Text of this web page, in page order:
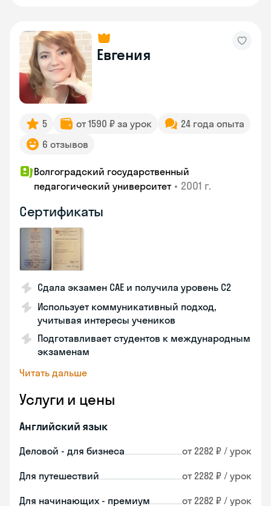
Евгения
5 от 1590 ₽ за урок
24 года опыта
6 отзывов
Волгоградский государственный
педагогический университет • 2001 г.
Сертификаты
Сдала экзамен CAE и получила уровень С2
Использует коммуникативный подход,
учитывая интересы учеников
Подготавливает студентов к международным
экзаменам
Читать дальше
Услуги и цены
Английский язык
Деловой - для бизнеса от 2282 ₽ / урок
Для путешествий от 2282 ₽ / урок
Для начинающих - премиум от 2282 ₽ / урок